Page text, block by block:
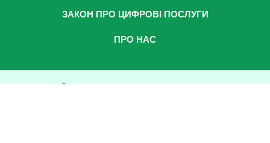
ЗАКОН ПРО ЦИФРОВІ ПОСЛУГИ
ПРО НАС